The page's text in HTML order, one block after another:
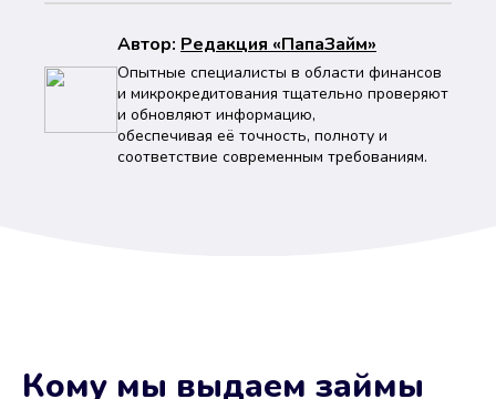
Автор: Peдaкция «ПапаЗайм»
Опытные специалисты в области финансов
и микрокредитования тщательно проверяют
и обновляют информацию,
обеспечивая её точность, полноту и
соответствие современным требованиям.
Кому мы выдаем займы